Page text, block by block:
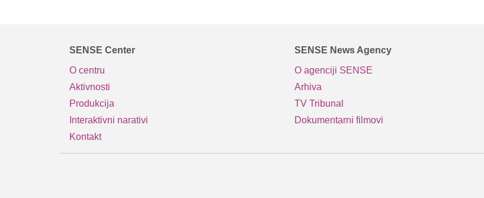
SENSE Center
O centru
Aktivnosti
Produkcija
Interaktivni narativi
Kontakt
SENSE News Agency
O agenciji SENSE
Arhiva
TV Tribunal
Dokumentarni filmovi